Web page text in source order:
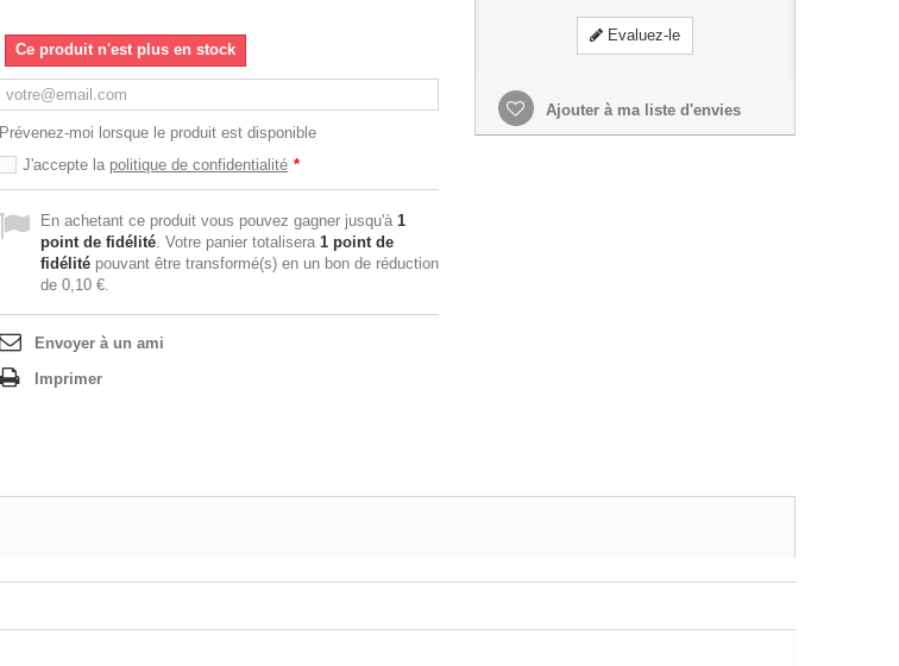
Ce produit n'est plus en stock
Prévenez-moi lorsque le produit est disponible
J'accepte la politique de confidentialité *
En achetant ce produit vous pouvez gagner jusqu'à 1
point de fidélité. Votre panier totalisera 1 point de
fidélité pouvant être transformé(s) en un bon de réduction
de 0,10 €.
Envoyer à un ami
Imprimer
Evaluez-le
Ajouter à ma liste d'envies